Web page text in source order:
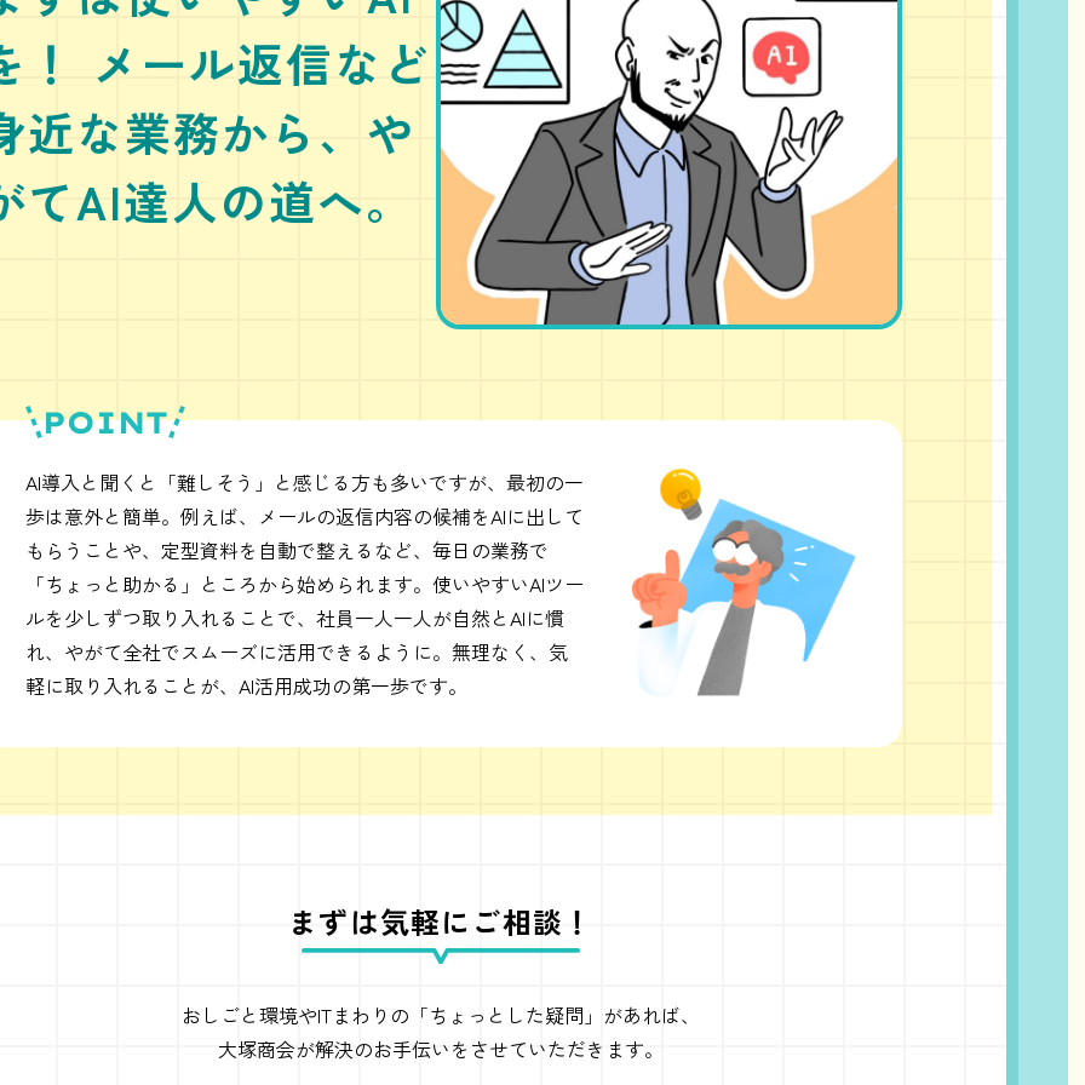
！ メール返信など
近な業務から、や
てAI達人の道へ。
POINT
AI導入と聞くと「難しそう」と感じる方も多いですが、最初の一
歩は意外と簡単。例えば、メールの返信内容の候補をAIに出して
もらうことや、定型資料を自動で整えるなど、毎日の業務で
「ちょっと助かる」ところから始められます。使いやすいAIツー
ルを少しずつ取り入れることで、社員一人一人が自然とAIに慣
れ、やがて全社でスムーズに活用できるように。無理なく、気
軽に取り入れることが、AI活用成功の第一歩です。
まずは気軽にご相談！
おしごと環境やITまわりの 「ちょっとした疑問」があれば、
大塚商会が解決のお手伝いをさせていただきます。